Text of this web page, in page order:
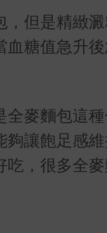
但是精緻
糖值急升
麥麵包這
讓飽足感
，很多全